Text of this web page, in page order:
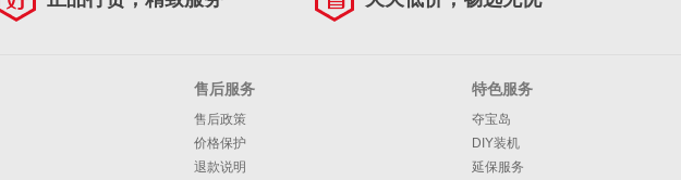
售后服务
售后政策
价格保护
退款说明
特色服务
夺宝岛
DIY装机
延保服务